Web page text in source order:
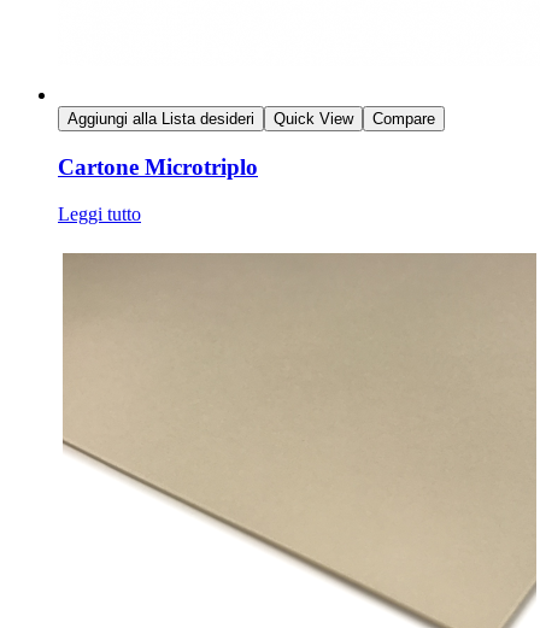
Aggiungi alla Lista desideri Quick View Compare
Cartone Microtriplo
Leggi tutto